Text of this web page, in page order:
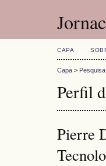
CAPA
Capa > Pesquisa
Perfil
Pierre